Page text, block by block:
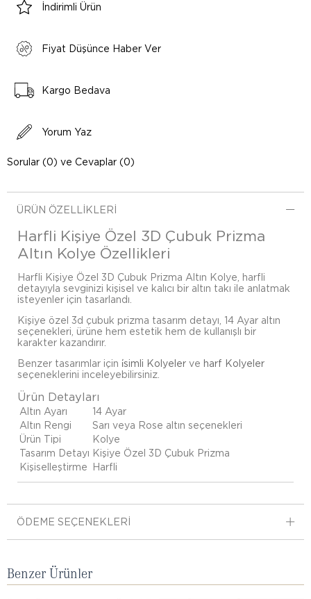
İndirimli Ürün
Fiyat Düşünce Haber Ver
Kargo Bedava
Yorum Yaz
Sorular (0) ve Cevaplar (0)
ÜRÜN ÖZELLIKLERI
Harfli Kişiye Özel 3D Çubuk Prizma
Altın Kolye Özellikleri
Harfli Kişiye Özel 3D Çubuk Prizma Altın Kolye, harfli
detayıyla sevginizi kişisel ve kalıcı bir altın takı ile anlatmak
isteyenler için tasarlandı.
Kişiye özel 3d çubuk prizma tasarım detayı, 14 Ayar altın
seçenekleri, ürüne hem estetik hem de kullanışlı bir
karakter kazandırır.
Benzer tasarımlar için i̇simli Kolyeler ve harf Kolyeler
seçeneklerini inceleyebilirsiniz.
Ürün Detayları
Altın Ayarı
14 Ayar
Altın Rengi
Sarı veya Rose altın seçenekleri
Ürün Tipi
Kolye
Tasarım Detayı Kişiye Özel 3D Çubuk Prizma
Kişiselleştirme
Harfli
ÖDEME SEÇENEKLERI
Benzer Ürünler